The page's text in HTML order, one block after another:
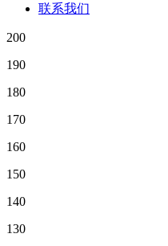
联系我们
200
190
180
170
160
150
140
130